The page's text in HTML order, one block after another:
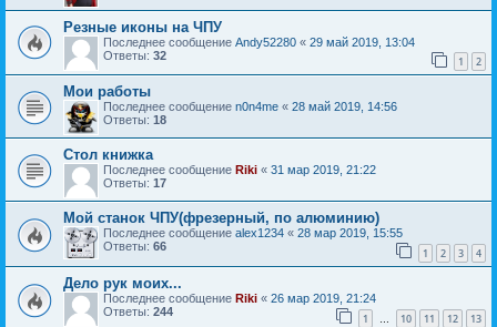
Резные иконы на ЧПУ
Последнее сообщение Andy52280 « 29 май 2019, 13:04
Ответы: 32 1 2
Мои работы
Последнее сообщение n0n4me « 28 май 2019, 14:56
Ответы: 18
Стол книжка
Последнее сообщение Riki « 31 мар 2019, 21:22
Ответы: 17
Мой станок ЧПУ(фрезерный, по алюминию)
Последнее сообщение alex1234 « 28 мар 2019, 15:55
Ответы: 66 1 2 3 4
Дело рук моих...
Последнее сообщение Riki « 26 мар 2019, 21:24
Ответы: 244 1 … 10 11 12 13